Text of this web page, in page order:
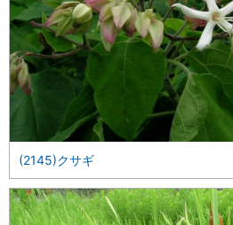
(2145)クサギ